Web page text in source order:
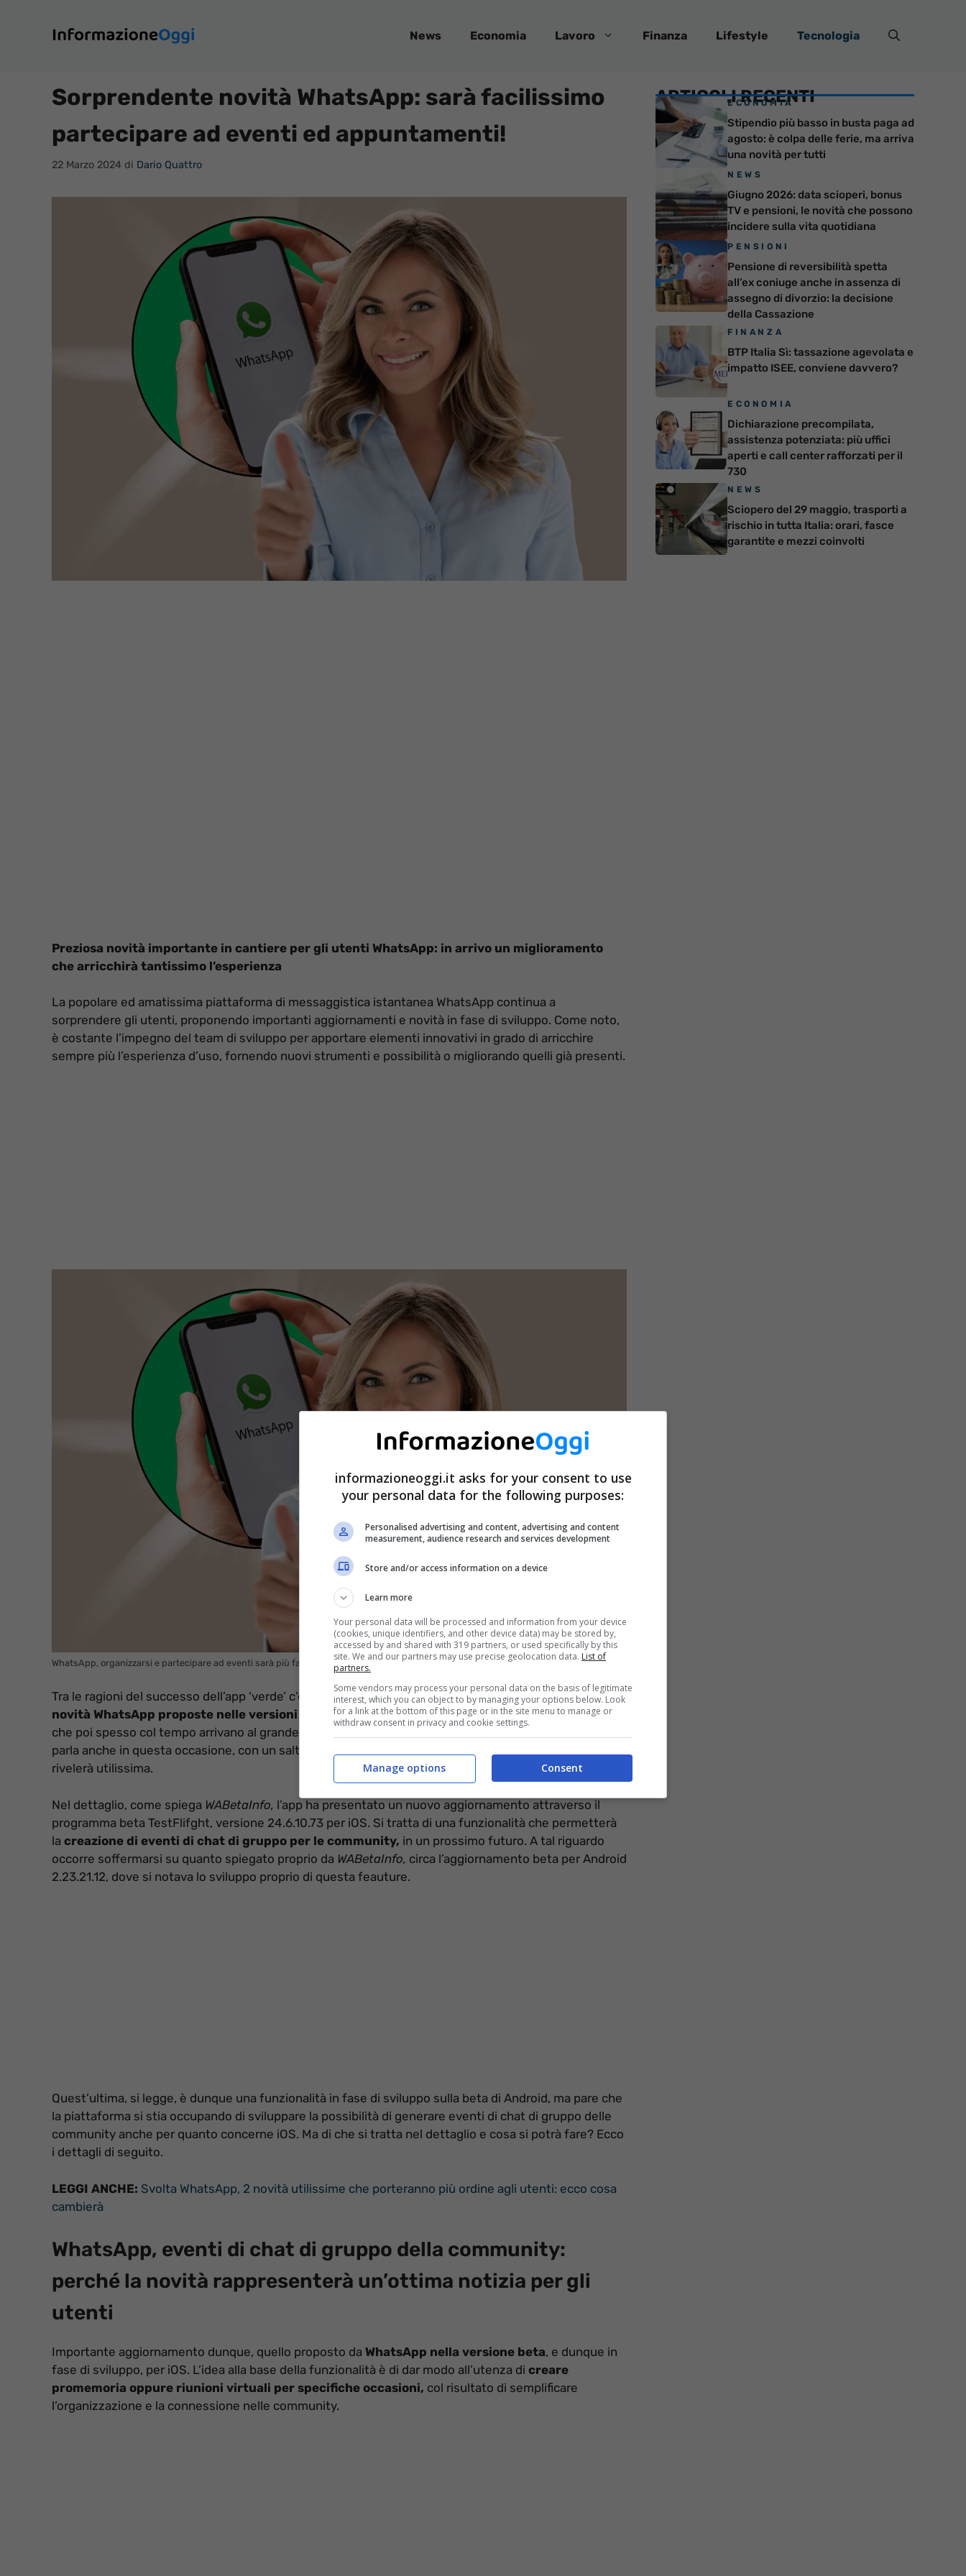
contenuto
News Economia Lavoro Finanza Lifestyle Tecnologia
Sorprendente novità WhatsApp: sarà facilissimo
partecipare ad eventi ed appuntamenti!
22 Marzo 2024 di Dario Quattro
Preziosa novità importante in cantiere per gli utenti WhatsApp: in arrivo un miglioramento
che arricchirà tantissimo l’esperienza
La popolare ed amatissima piattaforma di messaggistica istantanea WhatsApp continua a
sorprendere gli utenti, proponendo importanti aggiornamenti e novità in fase di sviluppo. Come noto,
è costante l’impegno del team di sviluppo per apportare elementi innovativi in grado di arricchire
sempre più l’esperienza d’uso, fornendo nuovi strumenti e possibilità o migliorando quelli già presenti.
WhatsApp, organizzarsi e partecipare ad eventi sarà più facile – informazioneoggi.it
Tra le ragioni del successo dell’app ‘verde’ c’è proprio la cura verso i dettagli che emergono dalle
novità WhatsApp proposte nelle versioni beta, quelle cioè in anteprima e testate dai beta users,
che poi spesso col tempo arrivano al grande pubblico tramite la versione stabile dell’app. E di novità si
parla anche in questa occasione, con un salto in avanti, rappresentato da una nuova opzione che si
rivelerà utilissima.
Nel dettaglio, come spiega WABetaInfo, l’app ha presentato un nuovo aggiornamento attraverso il
programma beta TestFlifght, versione 24.6.10.73 per iOS. Si tratta di una funzionalità che permetterà
la creazione di eventi di chat di gruppo per le community, in un prossimo futuro. A tal riguardo
occorre soffermarsi su quanto spiegato proprio da WABetaInfo, circa l’aggiornamento beta per Android
2.23.21.12, dove si notava lo sviluppo proprio di questa feauture.
Quest’ultima, si legge, è dunque una funzionalità in fase di sviluppo sulla beta di Android, ma pare che
la piattaforma si stia occupando di sviluppare la possibilità di generare eventi di chat di gruppo delle
community anche per quanto concerne iOS. Ma di che si tratta nel dettaglio e cosa si potrà fare? Ecco
i dettagli di seguito.
LEGGI ANCHE: Svolta WhatsApp, 2 novità utilissime che porteranno più ordine agli utenti: ecco cosa
cambierà
WhatsApp, eventi di chat di gruppo della community:
perché la novità rappresenterà un’ottima notizia per gli
utenti
Importante aggiornamento dunque, quello proposto da WhatsApp nella versione beta, e dunque in
fase di sviluppo, per iOS. L’idea alla base della funzionalità è di dar modo all’utenza di creare
promemoria oppure riunioni virtuali per specifiche occasioni, col risultato di semplificare
l’organizzazione e la connessione nelle community.
ARTICOLI RECENTI
ECONOMIA
Stipendio più basso in busta paga ad
agosto: è colpa delle ferie, ma arriva
una novità per tutti
NEWS
Giugno 2026: data scioperi, bonus
TV e pensioni, le novità che possono
incidere sulla vita quotidiana
PENSIONI
Pensione di reversibilità spetta
all’ex coniuge anche in assenza di
assegno di divorzio: la decisione
della Cassazione
FINANZA
BTP Italia Sì: tassazione agevolata e
impatto ISEE, conviene davvero?
ECONOMIA
Dichiarazione precompilata,
assistenza potenziata: più uffici
aperti e call center rafforzati per il
730
NEWS
Sciopero del 29 maggio, trasporti a
rischio in tutta Italia: orari, fasce
garantite e mezzi coinvolti
informazioneoggi.it asks for your consent to use
your personal data for the following purposes:
Personalised advertising and content, advertising and content
measurement, audience research and services development
Store and/or access information on a device
Learn more
Your personal data will be processed and information from your device
(cookies, unique identifiers, and other device data) may be stored by,
accessed by and shared with 319 partners, or used specifically by this
site. We and our partners may use precise geolocation data. List of
partners.
Some vendors may process your personal data on the basis of legitimate
interest, which you can object to by managing your options below. Look
for a link at the bottom of this page or in the site menu to manage or
withdraw consent in privacy and cookie settings.
Consent
Manage options